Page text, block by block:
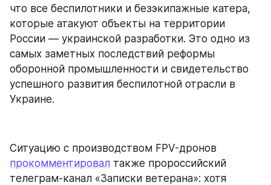
что все беспилотники и безэкипажные катера,
которые атакуют объекты на территории
России — украинской разработки. Это одно из
самых заметных последствий реформы
оборонной промышленности и свидетельство
успешного развития беспилотной отрасли в
Украине.
прокомментировал также пророссийский
телеграм-канал «Записки ветерана»: хотя